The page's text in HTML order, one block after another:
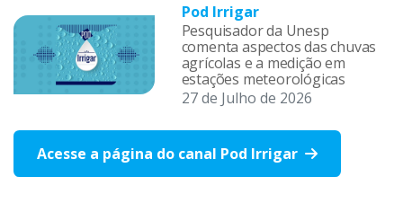
Pod Irrigar
Pesquisador da Unesp
comenta aspectos das chuvas
agrícolas e a medição em
estações meteorológicas
27 de Julho de 2026
Acesse a página do canal Pod Irrigar